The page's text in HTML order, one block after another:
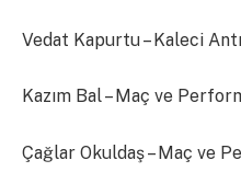
Vedat Kapurtu – Kaleci
Kazım Bal – Maç ve
Çağlar Okuldaş – Maç ve